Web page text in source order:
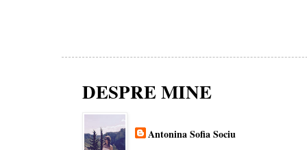
DESPRE MINE
Antonina Sofia Sociu